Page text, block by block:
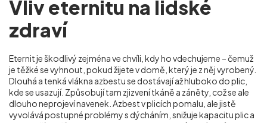
Vliv eternitu na lidské
zdraví
Eternit je škodlivý zejména ve chvíli, kdy ho vdechujeme – čemuž
je těžké se vyhnout, pokud žijete v domě, který je z něj vyrobený.
Dlouhá a tenká vlákna azbestu se dostávají až hluboko do plic,
kde se usazují. Způsobují tam zjizvení tkáně a záněty, což se ale
dlouho neprojeví navenek. Azbest v plicích pomalu, ale jistě
vyvolává postupné problémy s dýcháním, snižuje kapacitu plic a